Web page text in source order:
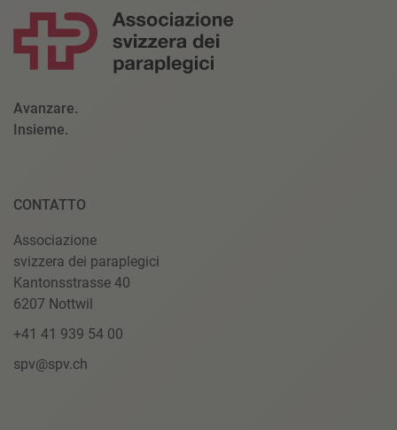
Avanzare.
Insieme.
CONTATTO
Associazione
svizzera dei paraplegici
Kantonsstrasse 40
6207 Nottwil
+41 41 939 54 00
spv@spv.ch